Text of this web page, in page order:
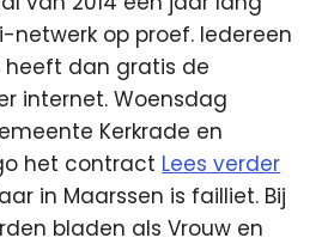
netwerk op proef. Iedereen
dan gratis de
internet. Woensdag
Kerkrade en
het contract Lees verder
in Maarssen is failliet. Bij
bladen als Vrouw en